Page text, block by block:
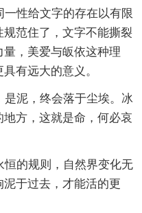
性给文字的存在以有限
范住了，文字不能撕裂
，美爱与皈依这种理
有远大的意义。
泥，终会落于尘埃。冰
方，这就是命，何必哀
的规则，自然界变化无
于过去，才能活的更